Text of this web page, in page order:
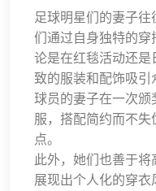
足球明星们的妻子
们通过自身独特的
论是在红毯活动还
致的服装和配饰吸引
球员的妻子在一次
服，搭配简约而不
点。
此外，她们也善于将
展现出个人化的穿